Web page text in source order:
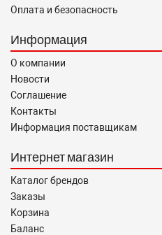
Оплата и безопасность
Информация
О компании
Новости
Соглашение
Контакты
Информация поставщикам
Интернет магазин
Каталог брендов
Заказы
Корзина
Баланс